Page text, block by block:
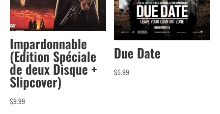
Impardonnable
(Edition Spéciale
de deux Disque +
Slipcover)
$9.99
Due Date
$5.99